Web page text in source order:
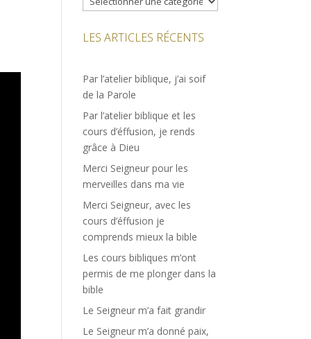
LES ARTICLES RÉCENTS
Par l’atelier biblique, j’ai soif
de la Parole
Par l’atelier biblique et les
cours d’éffusion, je rends
grâce à Dieu
Merci Seigneur pour les
merveilles dans ma vie
Merci Seigneur, avec les
cours d’éffusion je
comprends mieux la bible
Les cours bibliques m’ont
permis de me plonger dans la
bible
Le Seigneur m’a fait grandir
Le Seigneur m’a donné paix,